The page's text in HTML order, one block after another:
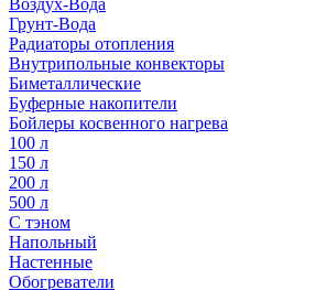
Воздух-Вода
Грунт-Вода
Радиаторы отопления
Внутрипольные конвекторы
Биметаллические
Буферные накопители
Бойлеры косвенного нагрева
100 л
150 л
200 л
500 л
С тэном
Напольный
Настенные
Обогреватели